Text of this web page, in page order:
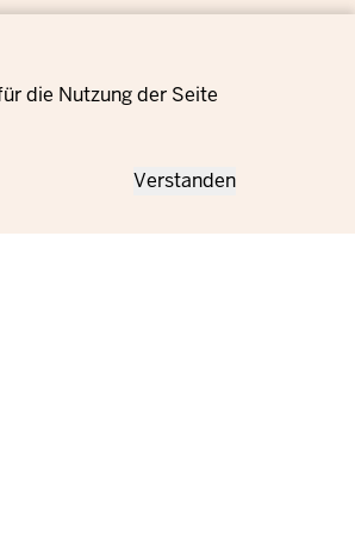
die Nutzung der Seite
Verstanden